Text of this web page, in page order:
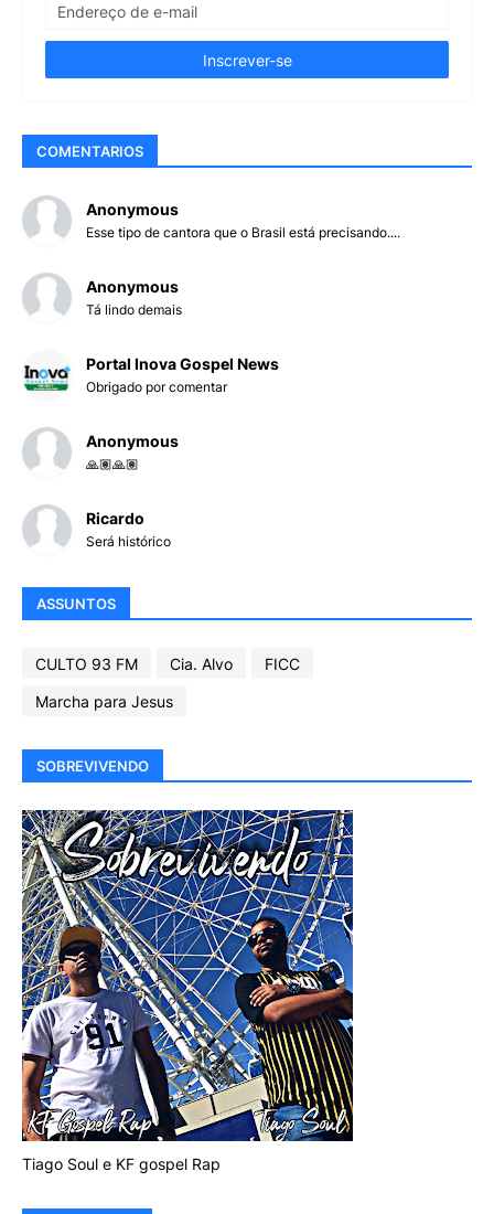
COMENTARIOS
Anonymous
Esse tipo de cantora que o Brasil está precisando....
Anonymous
Tá lindo demais
Portal Inova Gospel News
Obrigado por comentar
Anonymous
🙏🏽🙏🏽
Ricardo
Será histórico
ASSUNTOS
CULTO 93 FM Cia. Alvo
FICC
Marcha para Jesus
SOBREVIVENDO
Tiago Soul e KF gospel Rap